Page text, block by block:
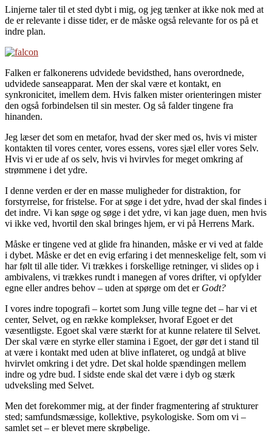
Linjerne taler til et sted dybt i mig, og jeg tænker at ikke nok med at
de er relevante i disse tider, er de måske også relevante for os på et
indre plan.
Falken er falkonerens udvidede bevidsthed, hans overordnede,
udvidede sanseapparat. Men der skal være et kontakt, en
synkronicitet, imellem dem. Hvis falken mister orienteringen mister
den også forbindelsen til sin mester. Og så falder tingene fra
hinanden.
Jeg læser det som en metafor, hvad der sker med os, hvis vi mister
kontakten til vores center, vores essens, vores sjæl eller vores Selv.
Hvis vi er ude af os selv, hvis vi hvirvles for meget omkring af
strømmene i det ydre.
I denne verden er der en masse muligheder for distraktion, for
forstyrrelse, for fristelse. For at søge i det ydre, hvad der skal findes i
det indre. Vi kan søge og søge i det ydre, vi kan jage duen, men hvis
vi ikke ved, hvortil den skal bringes hjem, er vi på Herrens Mark.
Måske er tingene ved at glide fra hinanden, måske er vi ved at falde
i dybet. Måske er det en evig erfaring i det menneskelige felt, som vi
har følt til alle tider. Vi trækkes i forskellige retninger, vi slides op i
ambivalens, vi trækkes rundt i manegen af vores drifter, vi opfylder
egne eller andres behov – uden at spørge om det er Godt?
I vores indre topografi – kortet som Jung ville tegne det – har vi et
center, Selvet, og en række komplekser, hvoraf Egoet er det
væsentligste. Egoet skal være stærkt for at kunne relatere til Selvet.
Der skal være en styrke eller stamina i Egoet, der gør det i stand til
at være i kontakt med uden at blive inflateret, og undgå at blive
hvirvlet omkring i det ydre. Det skal holde spændingen mellem
indre og ydre bud. I sidste ende skal det være i dyb og stærk
udveksling med Selvet.
Men det forekommer mig, at der finder fragmentering af strukturer
sted; samfundsmæssige, kollektive, psykologiske. Som om vi –
samlet set – er blevet mere skrøbelige.